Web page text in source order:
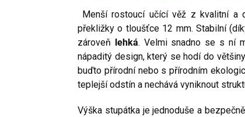
Menší rostoucí učící věž z kvalitní a
překližky o tloušťce 12 mm. Stabilní
zároveň
lehká. Velmi snadno se s ní
nápaditý design, který se hodí do
buďto přírodní nebo s přírodním
teplejší odstín a nechává vyniknout
Výška stupátka je jednoduše a